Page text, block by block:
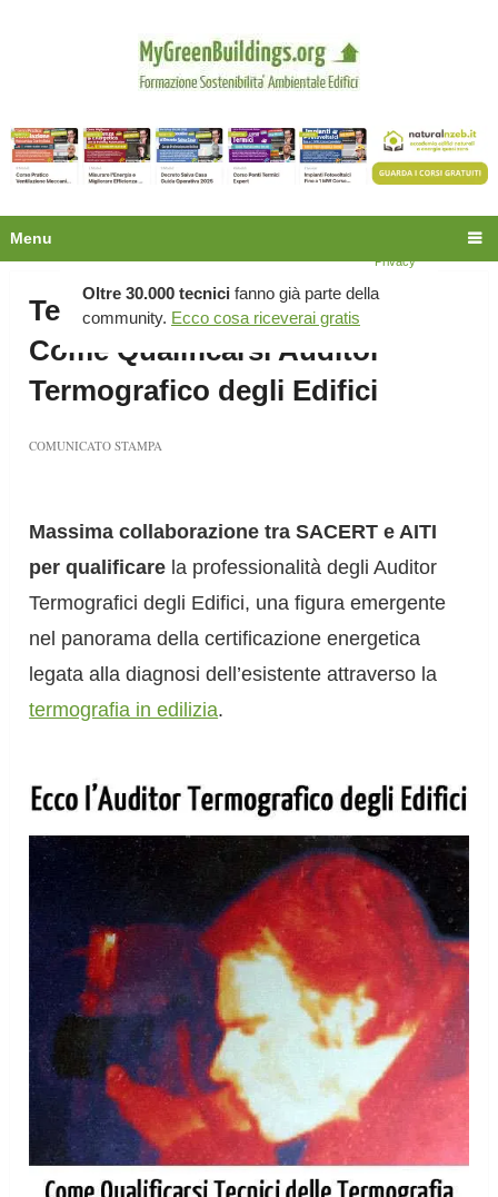
Menu
Termografia in Edilizia: Ecco
Come Qualificarsi Auditor
Termografico degli Edifici
COMUNICATO STAMPA
Massima collaborazione tra SACERT e AITI
per qualificare la professionalità degli Auditor
Termografici degli Edifici, una figura emergente
nel panorama della certificazione energetica
legata alla diagnosi dell’esistente attraverso la
termografia in edilizia.
prestazione energetica, comfort, interventi
migliorativi, tempo di ritorno e molto altro:
Privacy
Oltre 30.000 tecnici fanno già parte della
community. Ecco cosa riceverai gratis